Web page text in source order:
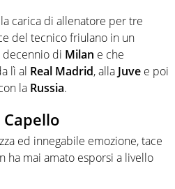
carica di allenatore per tre
del tecnico friulano in un
decennio di Milan e che
lì al Real Madrid, alla Juve e poi
la Russia.
ed innegabile emozione, tace
ha mai amato esporsi a livello